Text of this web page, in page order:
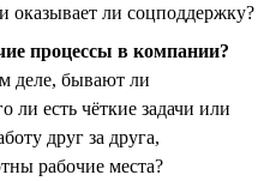
оказывает ли соцподдержку?
процессы в компании?
деле, бывают ли
ли есть чёткие задачи или
друг за друга,
рабочие места?